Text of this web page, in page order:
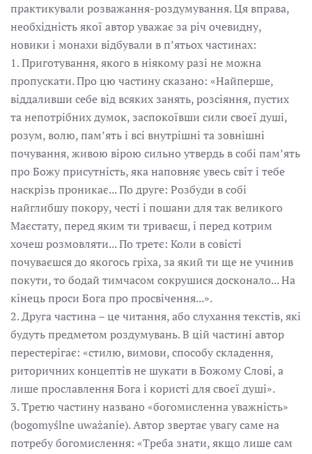
практикували розважання-роздумування. Ця вправа,
необхідність якої автор уважає за річ очевидну,
новики і монахи відбували в п’ятьох частинах:
1. Приготування, якого в ніякому разі не можна
пропускати. Про цю частину сказано: «Найперше,
віддаливши себе від всяких занять, розсіяння, пустих
та непотрібних думок, заспокоївши сили своєї душі,
розум, волю, пам’ять і всі внутрішні та зовнішні
почування, живою вірою сильно утвердь в собі пам’ять
про Божу присутність, яка наповняє увесь світ і тебе
наскрізь проникає... По друге: Розбуди в собі
найглибшу покору, честі і пошани для так великого
Маєстату, перед яким ти триваєш, і перед котрим
хочеш розмовляти... По третє: Коли в совісті
почуваєшся до якогось гріха, за який ти ще не учинив
покути, то бодай тимчасом сокрушися досконало... На
кінець проси Бога про просвічення...».
2. Друга частина – це читання, або слухання текстів, які
будуть предметом роздумувань. В цій частині автор
перестерігає: «стилю, вимови, способу складення,
риторичних концептів не шукати в Божому Слові, а
лише прославлення Бога і користі для своєї душі».
3. Третю частину названо «богомисленна уважність»
(bogomyślne uważanie). Автор звертає увагу саме на
потребу богомислення: «Треба знати, якщо лише сам